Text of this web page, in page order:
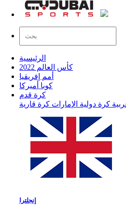
الرئيسية
كأس العالم 2022
أمم إفريقيا
كوبا أميركا
كرة قدم
كرة دولية الإمارات كرة قارية
إنجلترا